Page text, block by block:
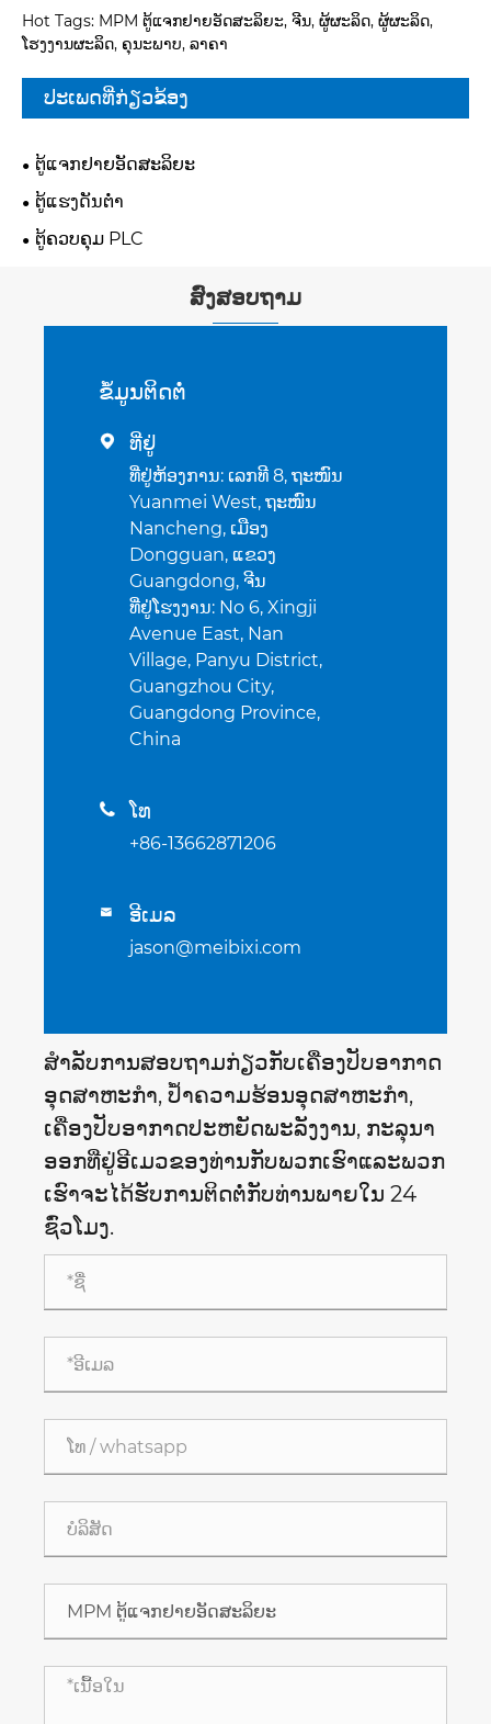
Hot Tags: MPM ຕູ້ແຈກຢາຍອັດສະລິຍະ, ຈີນ, ຜູ້ຜະລິດ, ຜູ້ຜະລິດ,
ໂຮງງານຜະລິດ, ຄຸນະພາບ, ລາຄາ
ປະເພດທີ່ກ່ຽວຂ້ອງ
ຕູ້ແຈກຢາຍອັດສະລິຍະ
ຕູ້ແຮງດັນຕໍ່າ
ຕູ້ຄວບຄຸມ PLC
ສົ່ງສອບຖາມ
ຂໍ້​ມູນ​ຕິດ​ຕໍ່
 ທີ່ຢູ່
ທີ່ຢູ່ຫ້ອງການ: ເລກທີ 8, ຖະໜົນ
Yuanmei West, ຖະໜົນ
Nancheng, ເມືອງ
Dongguan, ແຂວງ
Guangdong, ຈີນ
ທີ່ຢູ່ໂຮງງານ: No 6, Xingji
Avenue East, Nan
Village, Panyu District,
Guangzhou City,
Guangdong Province,
China
 ໂທ
+86-13662871206
 ອີເມລ
jason@meibixi.com
ສໍາ​ລັບ​ການ​ສອບ​ຖາມ​ກ່ຽວ​ກັບ​ເຄື່ອງ​ປັບ​ອາ​ກາດ​
ອຸດ​ສາ​ຫະ​ກໍາ​, ປ້ຳ​ຄວາມ​ຮ້ອນ​ອຸດ​ສາ​ຫະ​ກໍາ​,
ເຄື່ອງ​ປັບ​ອາ​ກາດ​ປະ​ຫຍັດ​ພະ​ລັງ​ງານ​, ກະ​ລຸ​ນາ​
ອອກ​ທີ່​ຢູ່​ອີ​ເມວ​ຂອງ​ທ່ານ​ກັບ​ພວກ​ເຮົາ​ແລະ​ພວກ​
ເຮົາ​ຈະ​ໄດ້​ຮັບ​ການ​ຕິດ​ຕໍ່​ກັບ​ທ່ານ​ພາຍ​ໃນ 24
ຊົ່ວ​ໂມງ​.